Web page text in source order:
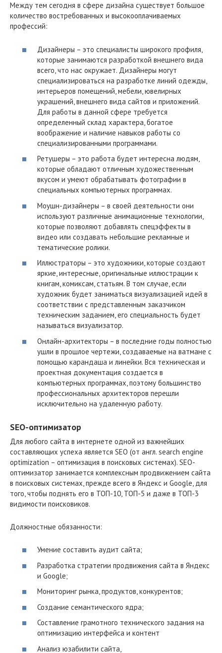
Между тем сегодня в сфере дизайна существует большое
количество востребованных и высокооплачиваемых
профессий:
Дизайнеры – это специалисты широкого профиля,
которые занимаются разработкой внешнего вида
всего, что нас окружает. Дизайнеры могут
специализироваться на разработке линий одежды,
интерьеров помещений, мебели, ювелирных
украшений, внешнего вида сайтов и приложений.
Для работы в данной сфере требуется
определенный склад характера, богатое
воображение и наличие навыков работы со
специализированными программами.
Ретушеры – это работа будет интересна людям,
которые обладают отличным художественным
вкусом и умеют обрабатывать фотографии в
специальных компьютерных программах.
Моушн-дизайнеры – в своей деятельности они
используют различные анимационные технологии,
которые позволяют добавлять спецэффекты в
видео или создавать небольшие рекламные и
тематические ролики.
Иллюстраторы – это художники, которые создают
яркие, интересные, оригинальные иллюстрации к
книгам, комиксам, статьям. В том случае, если
художник будет заниматься визуализацией идей в
соответствии с представленным заказчиком
техническим заданием, его специальность будет
называться визуализатор.
Онлайн-архитекторы – в последние годы полностью
ушли в прошлое чертежи, создаваемые на ватмане с
помощью карандаша и линейки. Вся техническая и
проектная документация создается в
компьютерных программах, поэтому большинство
профессиональных архитекторов перешли
исключительно на удаленную работу.
SEO-оптимизатор
Для любого сайта в интернете одной из важнейших
составляющих успеха является SEO (от англ. search engine
optimization – оптимизация в поисковых системах). SEO-
оптимизатор занимается комплексным продвижением сайта
в поисковых системах, прежде всего в Яндекс и Google, для
того, чтобы поднять его в ТОП-10, ТОП-5 и даже в ТОП-3
видимости поисковиков.
Должностные обязанности:
Умение составить аудит сайта;
Разработка стратегии продвижения сайта в Яндекс
и Google;
Мониторинг рынка, продуктов, конкурентов;
Создание семантического ядра;
Составление грамотного технического задания на
оптимизацию интерфейса и контент
Анализ юзабилити сайта,